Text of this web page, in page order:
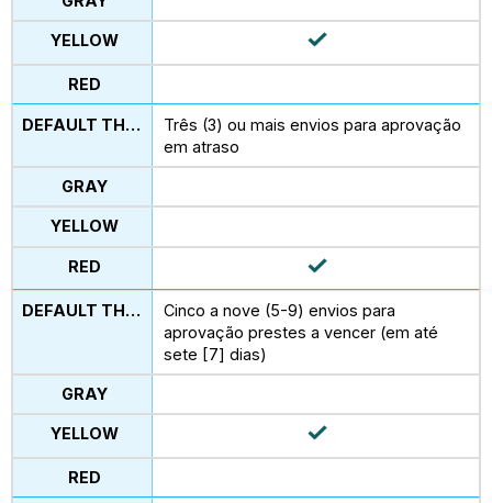
Três (3) ou mais envios para aprovação
em atraso
Cinco a nove (5-9) envios para
aprovação prestes a vencer (em até
sete [7] dias)